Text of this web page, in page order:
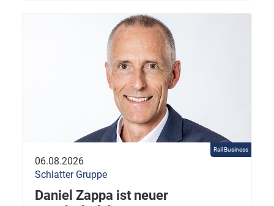
Rail Business
06.08.2026
Schlatter Gruppe
Daniel Zappa ist neuer